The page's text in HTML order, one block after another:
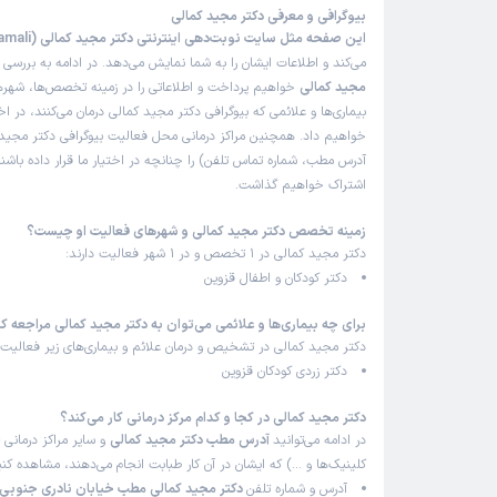
علت مراجعه: تشخیص و درمان عفونت‌های شایع کودکان
کاربر دکترتو (
1405/02/27
)
این پزشک را پیشنهاد میکنم
زمان انتظار:
بسیار با حوصله
علت مراجعه: درمان مشکلات تنفسی مانند آسم کودکان
مهران (
1405/02/25
)
این پزشک را پیشنهاد میکنم
زمان انتظار:15-45 دقیقه
بسیار عالی
بیوگرافی و معرفی دکتر مجید کمالی
این صفحه مثل سایت نوبت‌دهی اینترنتی دکتر مجید کمالی (Dr Majid Kamali)
می‌کند و اطلاعات ایشان را به شما نمایش می‌دهد. در ادامه به بررسی
مجید کمالی خواهیم پرداخت و اطلاعاتی را در زمینه تخصص‌ها،
بیماری‌ها و علائمی که بیوگرافی دکتر مجید کمالی درمان می‌کنند، در
خواهیم داد. همچنین مراکز درمانی محل فعالیت بیوگرافی دکتر
آدرس مطب، شماره تماس تلفن) را چنانچه در اختیار ما قرار داده
اشتراک خواهیم گذاشت.
زمینه تخصص دکتر مجید کمالی و شهرهای فعالیت او چیست؟
دکتر مجید کمالی در 1 تخصص و در 1 شهر فعالیت دارند:
دکتر کودکان و اطفال قزوین
برای چه بیماری‌ها و علائمی می‌توان به دکتر مجید کمالی مراجعه
دکتر مجید کمالی در تشخیص و درمان علائم و بیماری‌های زیر
دکتر زردی کودکان قزوین
دکتر مجید کمالی در کجا و کدام مرکز درمانی کار می‌کند؟
در ادامه می‌توانید آدرس مطب دکتر مجید کمالی و سایر مراکز
کلینیک‌ها و …) که ایشان در آن کار طبابت انجام می‌دهند، مشاهده
آدرس و شماره تلفندکتر مجید کمالی مطب خیابان نادری